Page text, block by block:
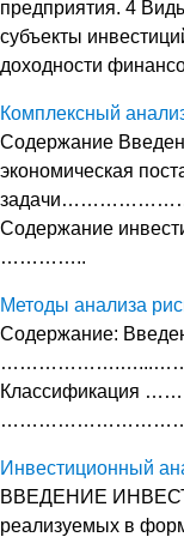
предприятия. 4
субъекты
доходности
Комплексный
Содержание
экономическая
Содержание
…………..
Методы анализа
Содержание:
Классификация
Инвестиционный
ВВЕДЕНИЕ
реализуемых в